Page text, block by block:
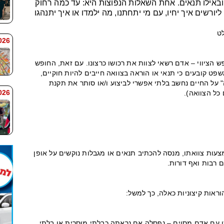
ובאילו תנאים. אחת השאלות הנפוצות היא: עד כמה רחוק
איך יחיו, עם מי יתחתנו, מה ילמדו או איך יתנהגו
הציווי – אדם רשאי לצוות את רכושו כרצונו. עם זאת, החופש
קובעים כי תנאי או הוראה בצוואה חייבים להיות חוקיים,
החיים נחשב בלתי אפשרי לביצוע ו/או סותר את תקנת
כל הצוואה).
צוואתו, מנסה להכתיב תנאים או מגבלות נוקשים על אופן
רבות ואף דורות.
קיצוניות כאלה, כך למשל: